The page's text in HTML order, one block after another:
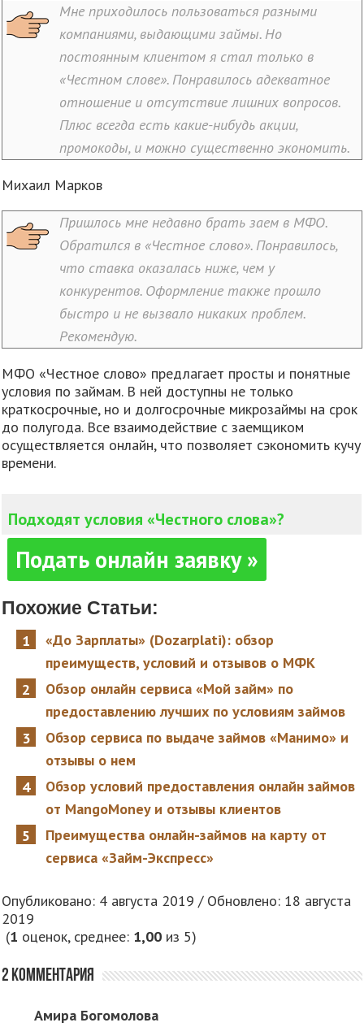
Мне приходилось пользоваться разными
компаниями, выдающими займы. Но
постоянным клиентом я стал только в
«Честном слове». Понравилось адекватное
отношение и отсутствие лишних вопросов.
Плюс всегда есть какие-нибудь акции,
промокоды, и можно существенно экономить.
Михаил Марков
Пришлось мне недавно брать заем в МФО.
Обратился в «Честное слово». Понравилось,
что ставка оказалась ниже, чем у
конкурентов. Оформление также прошло
быстро и не вызвало никаких проблем.
Рекомендую.
МФО «Честное слово» предлагает просты и понятные
условия по займам. В ней доступны не только
краткосрочные, но и долгосрочные микрозаймы на срок
до полугода. Все взаимодействие с заемщиком
осуществляется онлайн, что позволяет сэкономить кучу
времени.
Подходят условия «Честного слова»?
Подать онлайн заявку »
Похожие Статьи:
«До Зарплаты» (Dozarplati): обзор
преимуществ, условий и отзывов о МФК
Обзор онлайн сервиса «Мой займ» по
предоставлению лучших по условиям займов
Обзор сервиса по выдаче займов «Манимо» и
отзывы о нем
Обзор условий предоставления онлайн займов
от MangoMoney и отзывы клиентов
Преимущества онлайн-займов на карту от
сервиса «Займ-Экспресс»
Опубликовано: 4 августа 2019 / Обновлено: 18 августа
2019
(1 оценок, среднее: 1,00 из 5)
2 комментария
Амира Богомолова